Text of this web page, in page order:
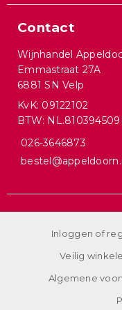
Contact
Wijnhandel
Emmastraat 27A
6881 SN Velp
KvK: 09122102
BTW:
026-3646873
Inloggen of
Veilig
Algemene